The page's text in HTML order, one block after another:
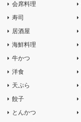
会席料理
寿司
居酒屋
海鮮料理
牛かつ
洋食
天ぷら
餃子
とんかつ